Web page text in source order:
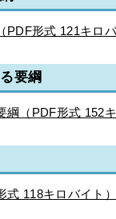
形式 121キロバ
要綱
（PDF形式 152キ
118キロバイト）